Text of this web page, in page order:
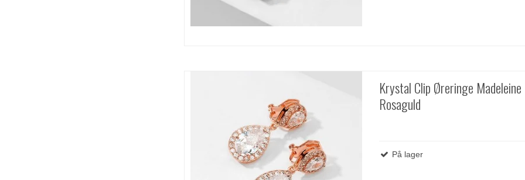
Krystal Clip Øreringe Madeleine
Rosaguld
På lager